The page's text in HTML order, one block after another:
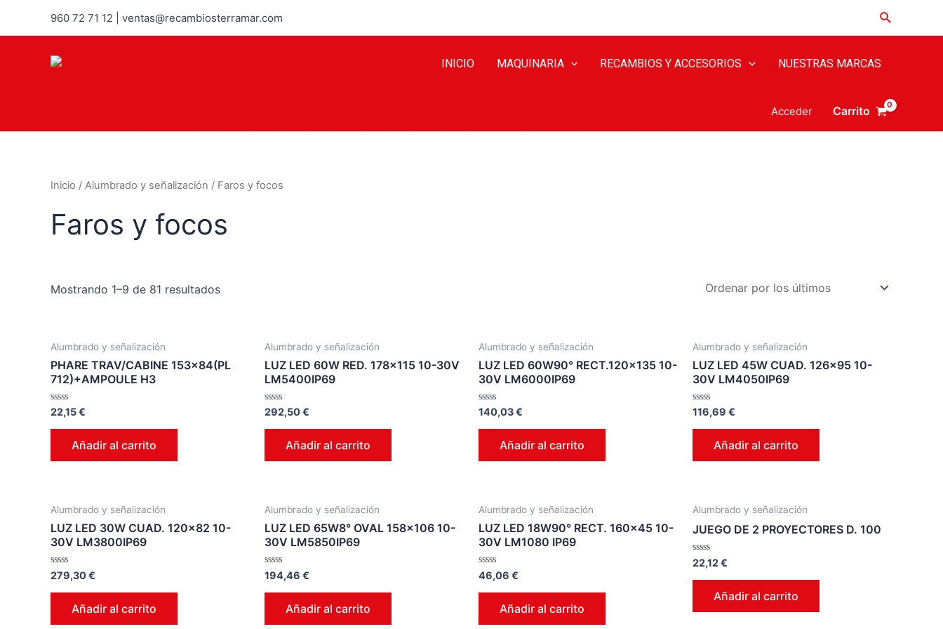
960 72 71 12 | ventas@recambiosterramar.com
INICIO MAQUINARIA RECAMBIOS Y ACCESORIOS NUESTRAS MARCAS
Acceder Carrito
Inicio / Alumbrado y señalización / Faros y focos
Faros y focos
Mostrando 1–9 de 81 resultados
Alumbrado y señalización
PHARE TRAV/CABINE 153×84(PL
712)+AMPOULE H3
Valorado
0
22,15€
Añadir al carrito
Alumbrado y señalización
LUZ LED 60W RED. 178×115 10-30V
LM5400IP69
Valorado
0
292,50€
Añadir al carrito
Alumbrado y señalización
LUZ LED 60W90° RECT.120×135 10-
30V LM6000IP69
Valorado
0
140,03€
Añadir al carrito
Alumbrado y señalización
LUZ LED 45W CUAD. 126×95 10-
30V LM4050IP69
Valorado
0
116,69 €
Añadir al carrito
Alumbrado y señalización
LUZ LED 30W CUAD. 120×82 10-
30V LM3800IP69
Valorado
en
0
279,30€
Añadir al carrito
Alumbrado y señalización
LUZ LED 65W8° OVAL 158×106 10-
30V LM5850IP69
Valorado
en
0
194,46 €
Añadir al carrito
Alumbrado y señalización
LUZ LED 18W90° RECT. 160×45 10-
30V LM1080 IP69
Valorado
en
0
46,06 €
Añadir al carrito
Alumbrado y señalización
JUEGO DE 2 PROYECTORES D. 100
Valorado
en
0
22,12€
Añadir al carrito